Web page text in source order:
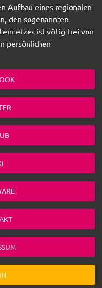
Aufbau eines regionalen
den sogenannten
ist völlig frei von
persönlichen